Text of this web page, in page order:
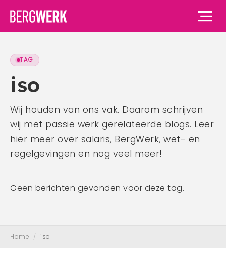
Home
Voor werknemers
Voor werknemers
BergWerk Academie
Voor werkgevers
Waarom BergWerk
Over ons
Mens en dier
TAG
iso
Wij houden van ons vak. Daarom schrijven
wij met passie werk gerelateerde blogs. Leer
hier meer over salaris, BergWerk, wet- en
regelgevingen en nog veel meer!
Geen berichten gevonden voor deze tag.
Home / iso